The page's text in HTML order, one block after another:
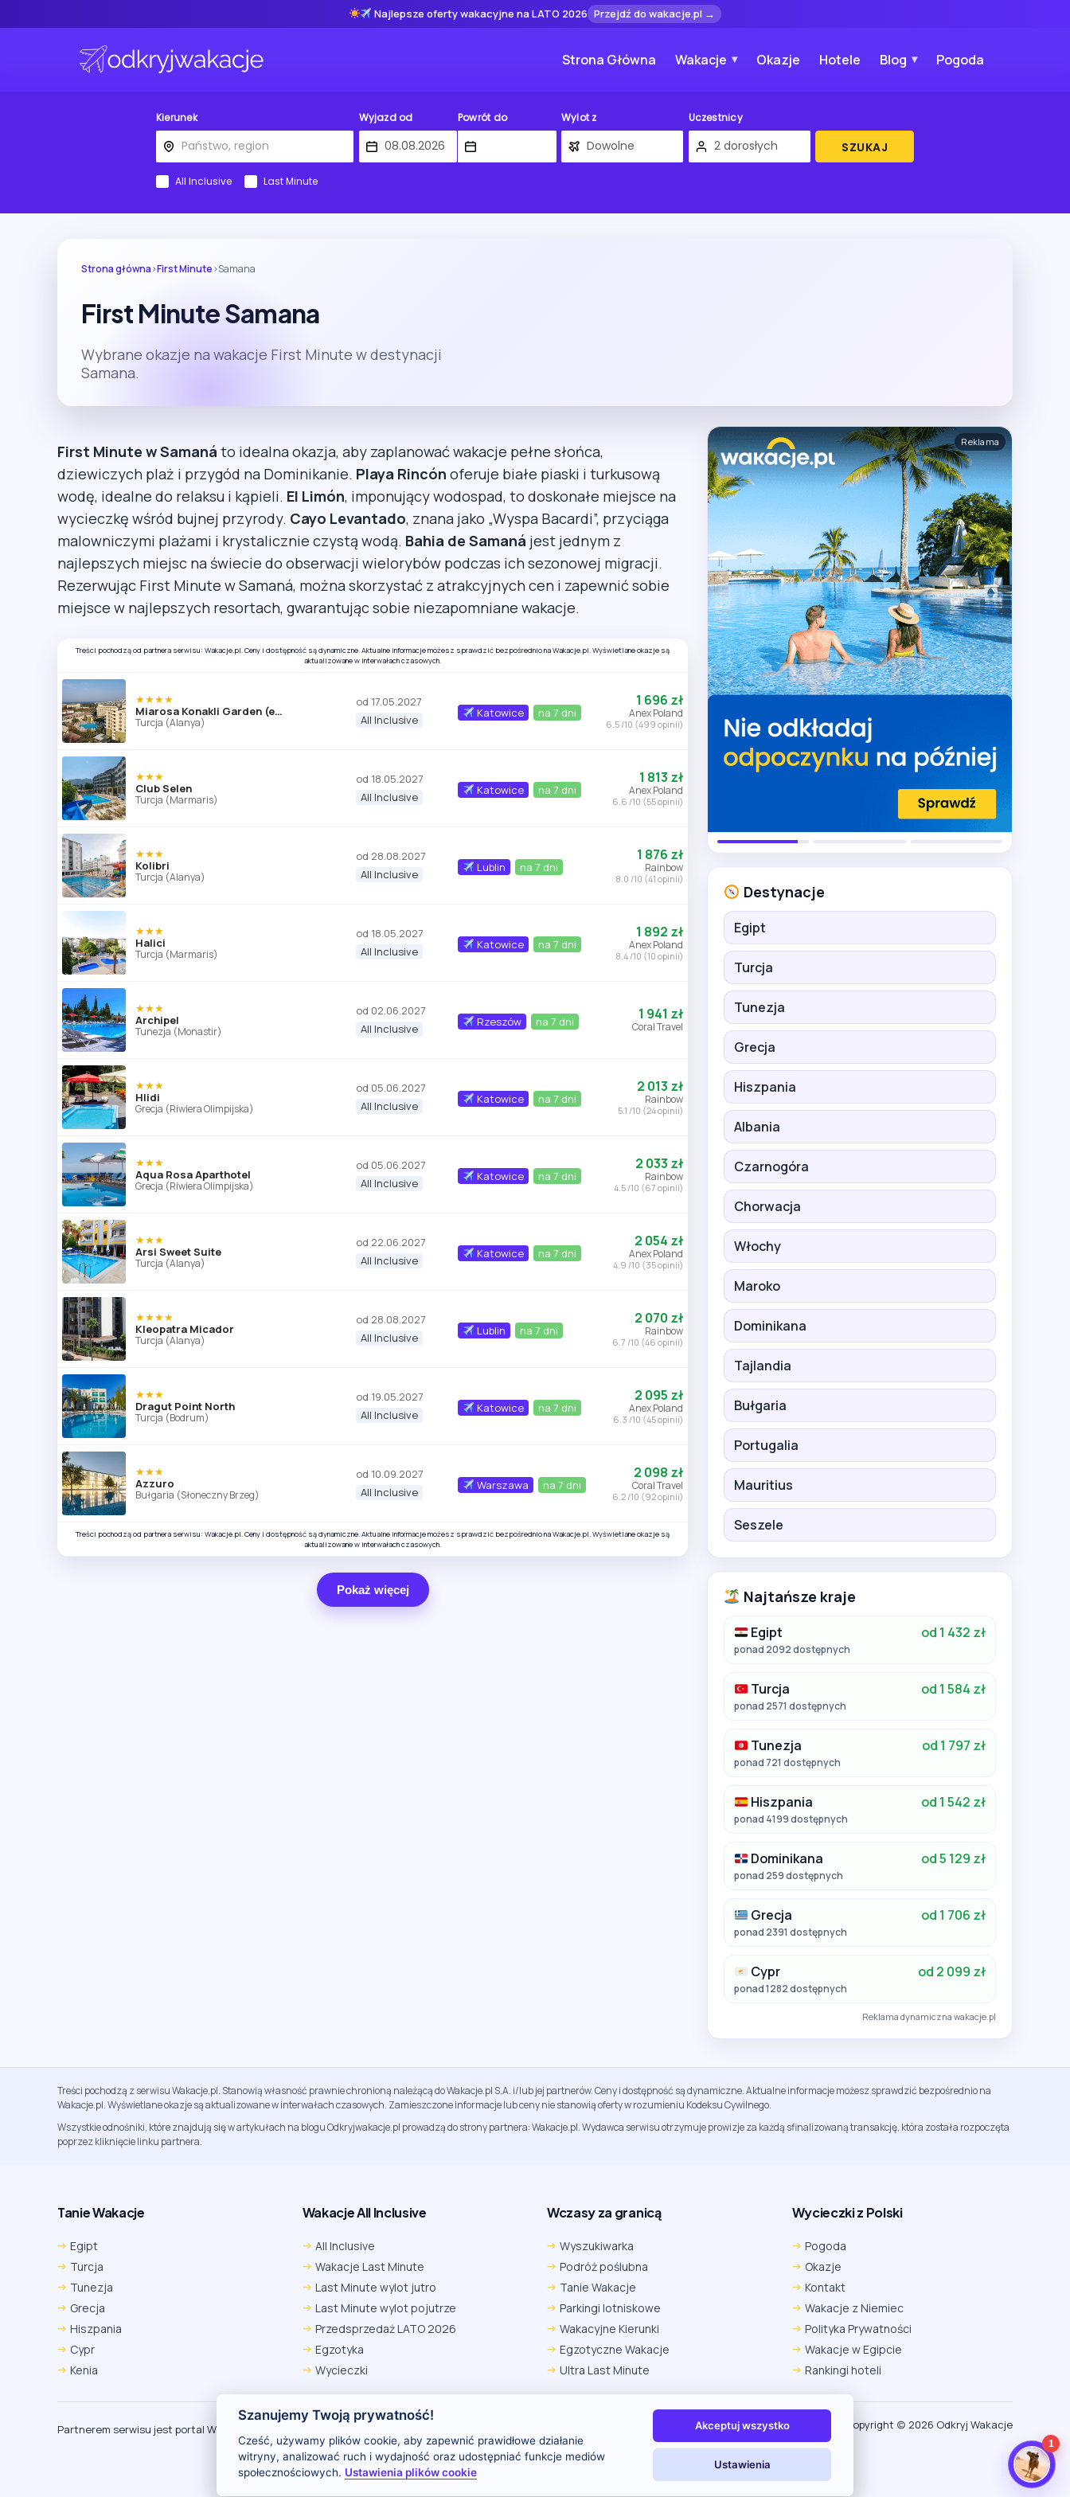
Najlepsze oferty wakacyjne na LATO 2026 Przejdź do wakacje.pl →
Strona Główna Wakacje Okazje Hotele Blog Pogoda
Kierunek Wyjazd od Powrót do Wylot z Uczestnicy
SZUKAJ
All Inclusive Last Minute
Strona główna›First Minute›Samana
First Minute Samana
Wybrane okazje na wakacje First Minute w destynacji
Samana.
First Minute w Samaná to idealna okazja, aby zaplanować wakacje pełne słońca,
dziewiczych plaż i przygód na Dominikanie. Playa Rincón oferuje białe piaski i turkusową
wodę, idealne do relaksu i kąpieli. El Limón, imponujący wodospad, to doskonałe miejsce na
wycieczkę wśród bujnej przyrody. Cayo Levantado, znana jako „Wyspa Bacardi”, przyciąga
malowniczymi plażami i krystalicznie czystą wodą. Bahia de Samaná jest jednym z
najlepszych miejsc na świecie do obserwacji wielorybów podczas ich sezonowej migracji.
Rezerwując First Minute w Samaná, można skorzystać z atrakcyjnych cen i zapewnić sobie
miejsce w najlepszych resortach, gwarantując sobie niezapomniane wakacje.
Treści pochodzą od partnera serwisu: Wakacje.pl. Ceny i dostępność są dynamiczne. Aktualne informacje możesz sprawdzić bezpośrednio na Wakacje.pl. Wyświetlane okazje są
aktualizowane w interwałach czasowych.
★★★★
Miarosa Konakli Garden (ex Hedef Rose Garden)
Turcja (Alanya)
od 17.05.2027
All Inclusive
Katowice na 7 dni
1 696 zł
Anex Poland
6.5 /10 (499 opinii)
★★★
Club Selen
Turcja (Marmaris)
od 18.05.2027
All Inclusive
Katowice na 7 dni
1 813 zł
Anex Poland
6.6 /10 (55 opinii)
★★★
Kolibri
Turcja (Alanya)
od 28.08.2027
All Inclusive
Lublin na 7 dni
1 876 zł
Rainbow
8.0 /10 (41 opinii)
★★★
Halici
Turcja (Marmaris)
od 18.05.2027
All Inclusive
Katowice na 7 dni
1 892 zł
Anex Poland
8.4 /10 (10 opinii)
★★★
Archipel
Tunezja (Monastir)
od 02.06.2027
All Inclusive
Rzeszów na 7 dni 1 941 zł
Coral Travel
★★★
Hlidi
Grecja (Riwiera Olimpijska)
od 05.06.2027
All Inclusive
Katowice na 7 dni
2 013 zł
Rainbow
5.1 /10 (24 opinii)
★★★
Aqua Rosa Aparthotel
Grecja (Riwiera Olimpijska)
od 05.06.2027
All Inclusive
Katowice na 7 dni
2 033 zł
Rainbow
4.5 /10 (67 opinii)
★★★
Arsi Sweet Suite
Turcja (Alanya)
od 22.06.2027
All Inclusive
Katowice na 7 dni
2 054 zł
Anex Poland
4.9 /10 (35 opinii)
★★★★
Kleopatra Micador
Turcja (Alanya)
od 28.08.2027
All Inclusive
Lublin na 7 dni
2 070 zł
Rainbow
6.7 /10 (46 opinii)
★★★
Dragut Point North
Turcja (Bodrum)
od 19.05.2027
All Inclusive
Katowice na 7 dni
2 095 zł
Anex Poland
6.3 /10 (45 opinii)
★★★
Azzuro
Bułgaria (Słoneczny Brzeg)
od 10.09.2027
All Inclusive
Warszawa na 7 dni
2 098 zł
Coral Travel
6.2 /10 (92 opinii)
Treści pochodzą od partnera serwisu: Wakacje.pl. Ceny i dostępność są dynamiczne. Aktualne informacje możesz sprawdzić bezpośrednio na Wakacje.pl. Wyświetlane okazje są
aktualizowane w interwałach czasowych.
Pokaż więcej
Reklama
Destynacje
Egipt
Turcja
Tunezja
Grecja
Hiszpania
Albania
Czarnogóra
Chorwacja
Włochy
Maroko
Dominikana
Tajlandia
Bułgaria
Portugalia
Mauritius
Seszele
Najtańsze kraje
Egipt od 1 432 zł
ponad 2092 dostępnych
Turcja od 1 584 zł
ponad 2571 dostępnych
Tunezja od 1 797 zł
ponad 721 dostępnych
Hiszpania od 1 542 zł
ponad 4199 dostępnych
Dominikana od 5 129 zł
ponad 259 dostępnych
Grecja od 1 706 zł
ponad 2391 dostępnych
Cypr od 2 099 zł
ponad 1282 dostępnych
Reklama dynamiczna wakacje.pl
Treści pochodzą z serwisu Wakacje.pl. Stanowią własność prawnie chronioną należącą do Wakacje.pl S.A. i/lub jej partnerów. Ceny i dostępność są dynamiczne. Aktualne informacje możesz sprawdzić bezpośrednio na
Wakacje.pl. Wyświetlane okazje są aktualizowane w interwałach czasowych. Zamieszczone informacje lub ceny nie stanowią oferty w rozumieniu Kodeksu Cywilnego.
Wszystkie odnośniki, które znajdują się w artykułach na blogu Odkryjwakacje.pl prowadzą do strony partnera: Wakacje.pl. Wydawca serwisu otrzymuje prowizje za każdą sfinalizowaną transakcję, która została rozpoczęta
poprzez kliknięcie linku partnera.
Tanie Wakacje
Egipt
Turcja
Tunezja
Grecja
Hiszpania
Cypr
Kenia
Wakacje All Inclusive
All Inclusive
Wakacje Last Minute
Last Minute wylot jutro
Last Minute wylot pojutrze
Przedsprzedaż LATO 2026
Egzotyka
Wycieczki
Wczasy za granicą
Wyszukiwarka
Podróż poślubna
Tanie Wakacje
Parkingi lotniskowe
Wakacyjne Kierunki
Egzotyczne Wakacje
Ultra Last Minute
Wycieczki z Polski
Pogoda
Okazje
Kontakt
Wakacje z Niemiec
Polityka Prywatności
Wakacje w Egipcie
Rankingi hoteli
Partnerem serwisu jest portal Wakacje.pl Copyright (c) 2026 Odkryj Wakacje
1
Edge
Ustawienia → Prywatność i bezpieczeństwo → Pliki
cookie innych firm → ustaw „Zezwalaj”.
Na czas rezerwacji nie blokuj cookies i śledzenia dla tej
Na czas rezerwacji nie korzystaj z trybu incognito.
Szanujemy Twoją prywatność!
Cześć, używamy plików cookie, aby zapewnić prawidłowe działanie
witryny, analizować ruch i wydajność oraz udostępniać funkcje mediów
społecznościowych. Ustawienia plików cookie
Akceptuj wszystko
Ustawienia